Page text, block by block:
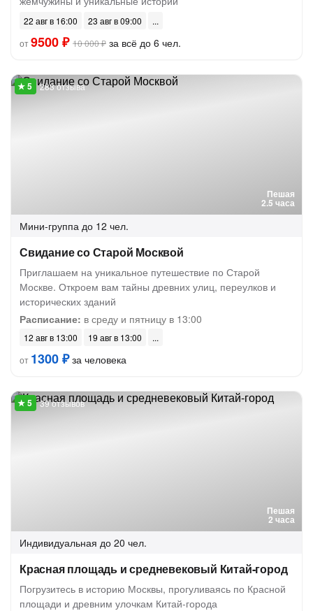
22 авг в 16:00
23 авг в 09:00
от9500 ₽ 10 000 ₽ за всё до 6 чел.
Пешая
2.5 часа
283 отзыва
Мини-группа до 12 чел.
Свидание со Старой Москвой
Приглашаем на уникальное путешествие по Старой
Москве. Откроем вам тайны древних улиц, переулков и
исторических зданий
Расписание: в среду и пятницу в 13:00
12 авг в 13:00
19 авг в 13:00
от 1300 ₽за человека
Пешая
2 часа
39 отзывов
Индивидуальная до 20 чел.
Красная площадь и средневековый Китай-город
Погрузитесь в историю Москвы, прогуливаясь по Красной
площади и древним улочкам Китай-города